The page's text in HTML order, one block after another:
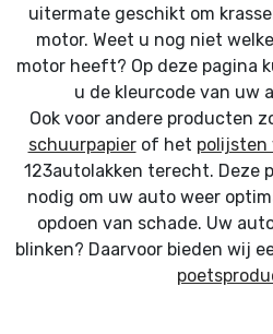
uitermate geschikt om
motor. Weet u nog niet welke
motor heeft? Op deze pagina
u de kleurcode van uw
Ook voor andere producten
schuurpapierof het polijsten
123autolakken terecht. Deze
nodig om uw auto weer
opdoen van schade. Uw
blinken? Daarvoor bieden wij